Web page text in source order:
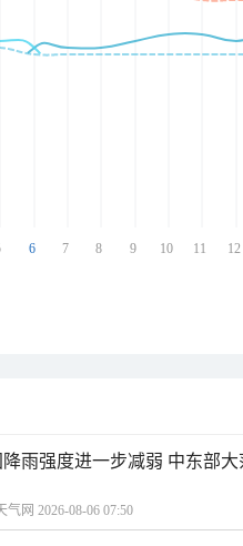
6 7 8 9 10 11 12
降雨强度进一步减弱 中东部
气网 2026-08-06 07:50